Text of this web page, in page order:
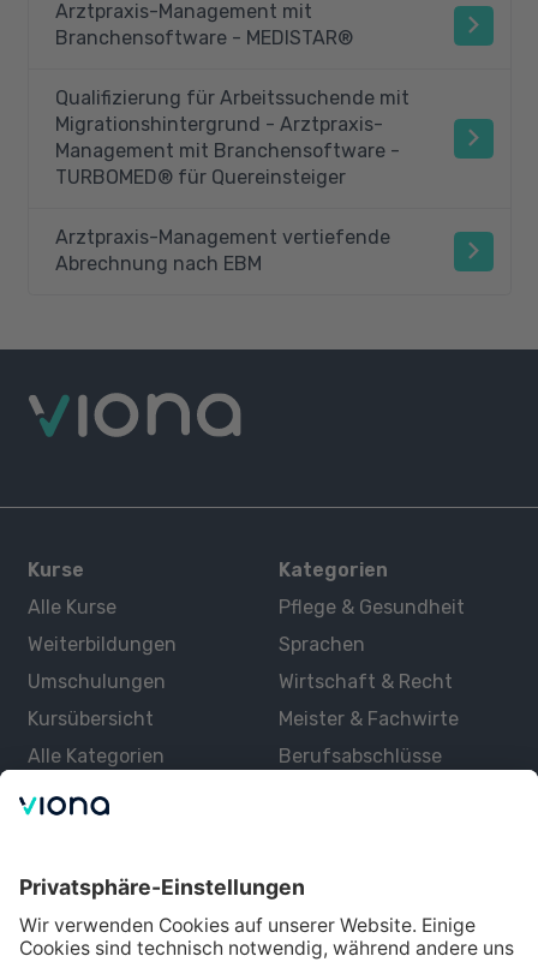
Arztpraxis-Management mit
Branchensoftware - MEDISTAR®
Qualifizierung für Arbeitssuchende mit
Migrationshintergrund - Arztpraxis-
Management mit Branchensoftware -
TURBOMED® für Quereinsteiger
Arztpraxis-Management vertiefende
Abrechnung nach EBM
Kurse
Alle Kurse
Weiterbildungen
Umschulungen
Kursübersicht
Alle Kategorien
Kategorien
Pflege & Gesundheit
Sprachen
Wirtschaft & Recht
Meister & Fachwirte
Berufsabschlüsse
Über uns
Lernen mit Viona
Alle Partner